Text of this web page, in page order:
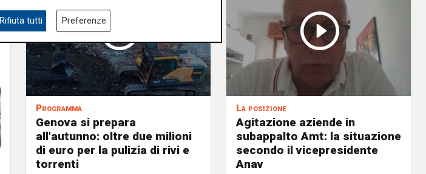
Programma
Genova si prepara
all'autunno: oltre due milioni
di euro per la pulizia di rivi e
torrenti
La posizione
Agitazione aziende in
subappalto Amt: la situazione
secondo il vicepresidente
Anav
Rifiuta tutti Preferenze